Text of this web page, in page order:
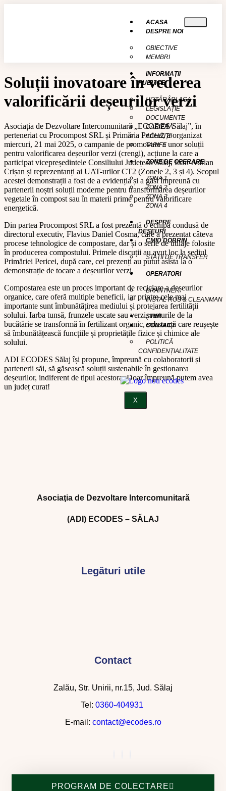
ACASA
DESPRE NOI
OBIECTIVE
MEMBRI
INFORMAȚII
PUBLICE
HOTĂRÂRI AGA
LEGISLAȚIE
DOCUMENTE
CARIERĂ
ACHIZIȚII
TARIFE
ZONE DE OPERARE
ZONA 1
ZONA 2
ZONA 3
ZONA 4
DESPRE
DEȘEURI
CMID DOBRIN
STAȚII DE TRANSFER
OPERATORI
BRANTNER
INSTAL ROS & CLEANMAN
ȘTIRI
CONTACT
POLITICĂ
CONFIDENȚIALITATE
X
Soluții inovatoare în vederea
valorificării deșeurilor verzi
Asociația de Dezvoltare Intercomunitară „ECODES Sălaj”, în
perteneriat cu Procompost SRL și Primăria Pericei, a organizat
miercuri, 21 mai 2025, o campanie de promovare a unor soluții
pentru valorificarea deșeurilor verzi (crengi), acțiune la care a
participat vicepreședintele Consiliului Județean Sălaj, Ioan-Adrian
Crișan și reprezentanți ai UAT-urilor CT2 (Zonele 2, 3 și 4). Scopul
acestei demonstrații a fost de a evidenția și a găsi împreună cu
partenerii noștri soluții moderne pentru transformarea deșeurilor
vegetale în compost sau în materii prime pentru valorificare
energetică.
Din partea Procompost SRL a fost prezentă o echipă condusă de
directorul executiv, Flavius Daniel Cosma, care a prezentat câteva
procese tehnologice de compostare, dar și o serie de utilaje folosite
în producerea compostului. Primele discuții au avut loc la sediul
Primăriei Pericei, după care, cei prezenți au putut asista la o
demonstrație de tocare a deșeurilor verzi.
Compostarea este un proces important de reciclare a deșeurilor
organice, care oferă multiple beneficii, iar printre cele mai
importante sunt îmbunătățirea mediului și protejarea fertilității
solului. Iarba tunsă, frunzele uscate sau verzi, resturile de la
bucătărie se transformă în fertilizant organic, substanță care reușește
să îmbunătățească funcțiile și proprietățile fizice și chimice ale
solului.
ADI ECODES Sălaj își propune, împreună cu colaboratorii și
partenerii săi, să găsească soluții sustenabile în gestionarea
deșeurilor, indiferent de tipul acestora. Doar împreună putem avea
un județ curat!
Asociaţia de Dezvoltare Intercomunitară
(ADI) ECODES – SĂLAJ
Legături utile
Contact
Zalău, Str. Unirii, nr.15, Jud. Sălaj
Tel: 0360-404931
E-mail: contact@ecodes.ro
PROGRAM DE COLECTARE